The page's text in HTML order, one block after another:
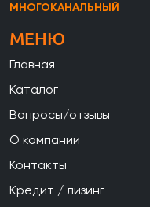
МНОГОКАНАЛЬНЫЙ
МЕНЮ
Главная
Каталог
Вопросы/отзывы
О компании
Контакты
Кредит / лизинг